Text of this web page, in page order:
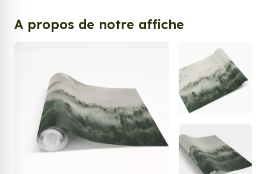
A propos de notre affiche